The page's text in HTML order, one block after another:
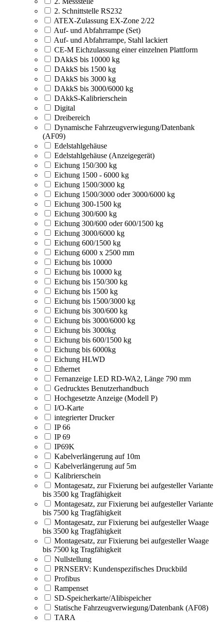
2. Schnittstelle RS232
ATEX-Zulassung EX-Zone 2/22
Auf- und Abfahrrampe (Set)
Auf- und Abfahrrampe, Stahl lackiert
CE-M Eichzulassung einer einzelnen Plattform
DAkkS bis 10000 kg
DAkkS bis 1500 kg
DAkkS bis 3000 kg
DAkkS bis 3000/6000 kg
DAkkS-Kalibrierschein
Digital
Dreibereich
Dynamische Fahrzeugverwiegung/Datenbank
(AF09)
Edelstahlgehäuse
Edelstahlgehäuse (Anzeigegerät)
Eichung 150/300 kg
Eichung 1500 - 6000 kg
Eichung 1500/3000 kg
Eichung 1500/3000 oder 3000/6000 kg
Eichung 300-1500 kg
Eichung 300/600 kg
Eichung 300/600 oder 600/1500 kg
Eichung 3000/6000 kg
Eichung 600/1500 kg
Eichung 6000 x 2500 mm
Eichung bis 10000
Eichung bis 10000 kg
Eichung bis 150/300 kg
Eichung bis 1500 kg
Eichung bis 1500/3000 kg
Eichung bis 300/600 kg
Eichung bis 3000/6000 kg
Eichung bis 3000kg
Eichung bis 600/1500 kg
Eichung bis 6000kg
Eichung HLWD
Ethernet
Fernanzeige LED RD-WA2, Länge 790 mm
Gedrucktes Benutzerhandbuch
Hochgesetzte Anzeige (Modell P)
I/O-Karte
integrierter Drucker
IP 66
IP 69
IP69K
Kabelverlängerung auf 10m
Kabelverlängerung auf 5m
Kalibrierschein
Montagesatz, zur Fixierung bei aufgesteller Variante
bis 3500 kg Tragfähigkeit
Montagesatz, zur Fixierung bei aufgesteller Variante
bis 7500 kg Tragfähigkeit
Montagesatz, zur Fixierung bei aufgesteller Waage
bis 3500 kg Tragfähigkeit
Montagesatz, zur Fixierung bei aufgesteller Waage
bis 7500 kg Tragfähigkeit
Nullstellung
PRNSERV: Kundenspezifisches Druckbild
Profibus
Rampenset
SD-Speicherkarte/Alibispeicher
Statische Fahrzeugverwiegung/Datenbank (AF08)
TARA